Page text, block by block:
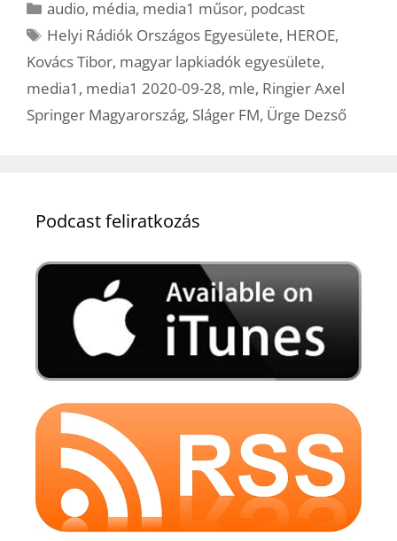
Kategória
audio, média, media1 műsor, podcast
Címkék
Helyi Rádiók Országos Egyesülete, HEROE,
Kovács Tibor, magyar lapkiadók egyesülete,
media1 , media1 2020-09-28, mle, Ringier Axel
Springer Magyarország, Sláger FM, Ürge Dezső
Podcast feliratkozás